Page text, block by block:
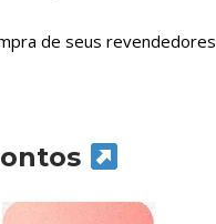
de seus